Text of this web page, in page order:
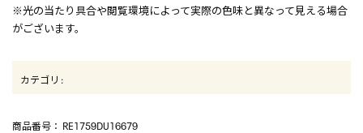
※光の当たり具合や閲覧環境によって実際の色味と異なって見える場合
がございます。
カテゴリ :
商品番号 ： RE1759DU16679